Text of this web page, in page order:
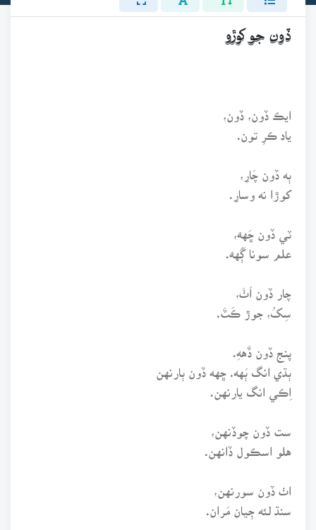
ڏون جو کوڙو
ايڪ ڏون، ڏون،
ياد ڪرِ تون.
ٻه ڏون چَارِ،
کوڙا نه وسارِ.
ٽي ڏون ڇَههَ،
علم سونا ڳَههَ.
چار ڏون اَٺَ،
سِکُ، جوڙ ڪَٽَ.
پنج ڏون ڏَههِ.
ٻڌي انگ ٻَهه. ڇهه ڏون ٻارنهن
اِڪي انگ يارنهن.
ست ڏون چوڏنهن،
هلو اسڪول ڏانهن.
اٺ ڏون سورنهن،
سنڌ لئه جِيان مَران.